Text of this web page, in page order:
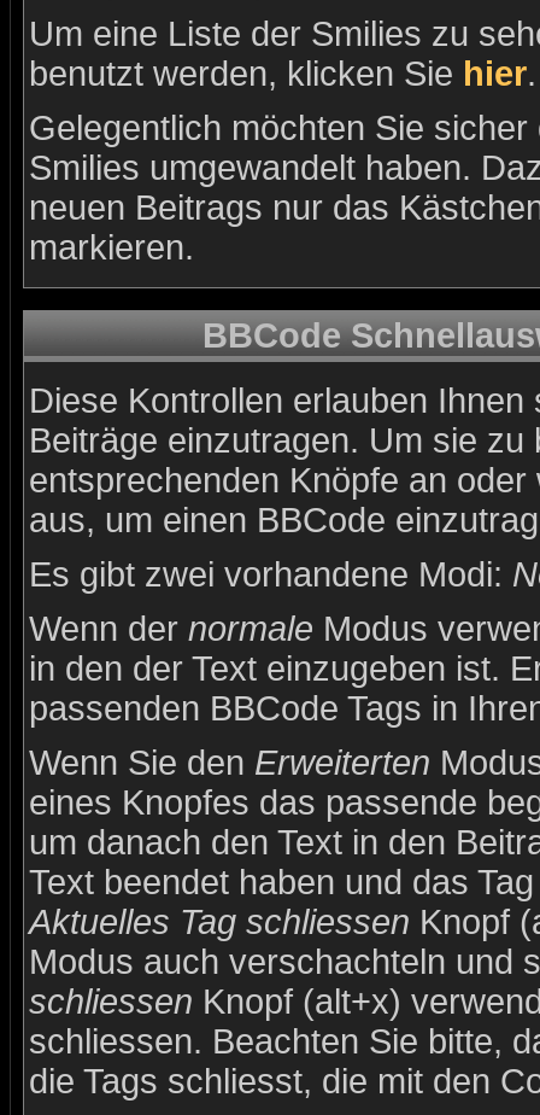
Um eine Liste der Smilies zu
benutzt werden, klicken Sie hier.
Gelegentlich möchten Sie
Smilies umgewandelt haben.
neuen Beitrags nur das
markieren.
BBCode
Diese Kontrollen erlauben
Beiträge einzutragen. Um sie
entsprechenden Knöpfe an
aus, um einen BBCode
Es gibt zwei vorhandene Modi:
Wenn der normale Modus
in den der Text einzugeben ist.
passenden BBCode Tags in
Wenn Sie den Erweiterten
eines Knopfes das passende
um danach den Text in den
Text beendet haben und das
Aktuelles Tag schliessen Knopf
Modus auch verschachteln und
schliessen Knopf (alt+x)
schliessen. Beachten Sie bitte,
die Tags schliesst, die mit den